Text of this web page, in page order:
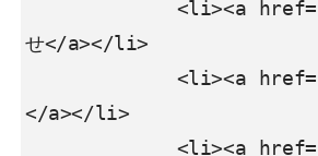
せ</a></li>
</a></li>